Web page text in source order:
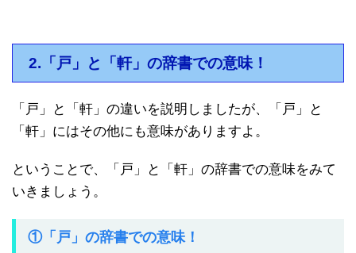
2.「戸」と「軒」の辞書での意味！
「戸」と「軒」の違いを説明しましたが、「戸」と
「軒」にはその他にも意味がありますよ。
ということで、「戸」と「軒」の辞書での意味をみて
いきましょう。
①「戸」の辞書での意味！